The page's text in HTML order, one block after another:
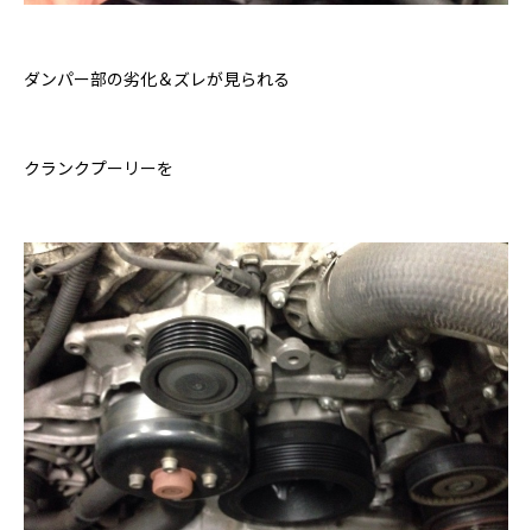
ダンパー部の劣化＆ズレが見られる
クランクプーリーを